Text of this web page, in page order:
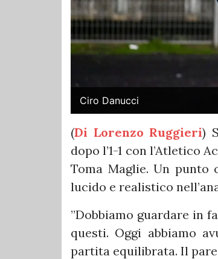
Ciro Danucci
(Di Lorenzo Ruggieri)
dopo l’1-1 con l’Atletico
Toma Maglie. Un punto
lucido e realistico
”Dobbiamo guardare in
questi. Oggi abbiamo
partita equilibrata. Il